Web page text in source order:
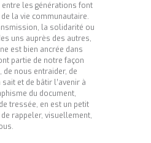
les générations font
la vie communautaire.
la solidarité ou
uns auprès des autres,
est bien ancrée dans
partie de notre façon
de nous entraider, de
et de bâtir l’avenir à
du document,
tressée, en est un petit
rappeler, visuellement,